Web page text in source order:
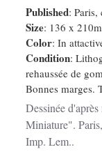
Published: Paris,
Size: 136 x
Color: In
Condition:
rehaussée de
Bonnes marges.
Dessinée
Miniature".
Imp. Lem..